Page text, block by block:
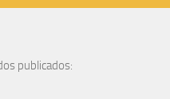
publicados: